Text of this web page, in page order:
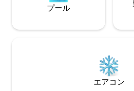
プール
エアコン